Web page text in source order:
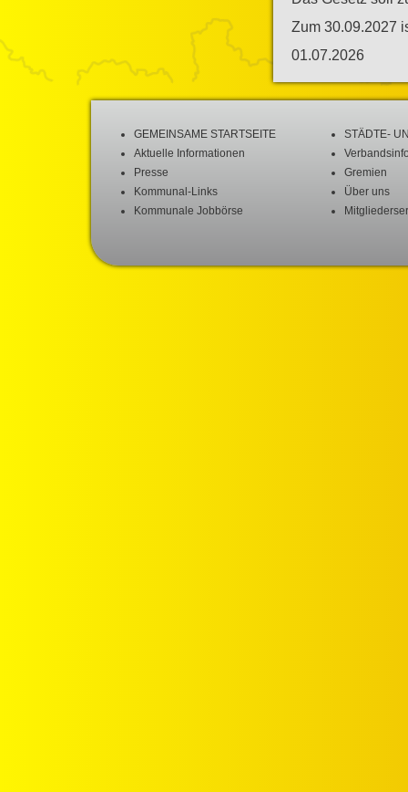
Zum 30.09.2027
01.07.2026
GEMEINSAME STARTSEITE
Aktuelle Informationen
Presse
Kommunal-Links
Kommunale Jobbörse
STÄDTE-
Gremien
Über uns